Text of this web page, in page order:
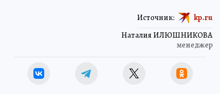
Наталия ИЛЮШНИКОВА
менеджер
Источник: kp.ru